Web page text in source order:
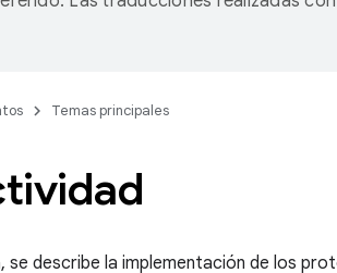
Temas principales
se describe la implementación de los